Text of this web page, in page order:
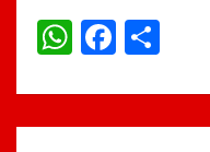
W
at
F
ce ar